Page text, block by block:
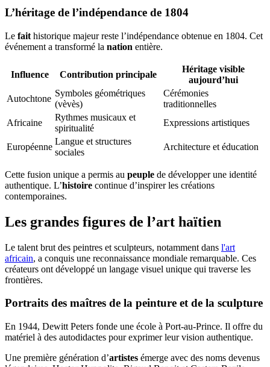
L’héritage de l’indépendance de 1804
Le fait historique majeur reste l’indépendance obtenue en 1804. Cet
événement a transformé la nation entière.
Influence Contribution principale
Héritage visible
aujourd’hui
Autochtone
Symboles géométriques
(vèvès)
Cérémonies
traditionnelles
Africaine
Rythmes musicaux et
spiritualité
Expressions artistiques
Européenne
Langue et structures
sociales
Architecture et éducation
Cette fusion unique a permis au peuple de développer une identité
authentique. L’histoire continue d’inspirer les créations
contemporaines.
Les grandes figures de l’art haïtien
Le talent brut des peintres et sculpteurs, notamment dans l'art
africain, a conquis une reconnaissance mondiale remarquable. Ces
créateurs ont développé un langage visuel unique qui traverse les
frontières.
Portraits des maîtres de la peinture et de la sculpture
En 1944, Dewitt Peters fonde une école à Port-au-Prince. Il offre du
matériel à des autodidactes pour exprimer leur vision authentique.
Une première génération d’artistes émerge avec des noms devenus